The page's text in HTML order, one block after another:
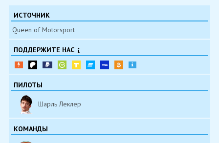
ИСТОЧНИК
Queen of Motorsport
ПОДДЕРЖИТЕ НАС
ПИЛОТЫ
Шарль Леклер
КОМАНДЫ